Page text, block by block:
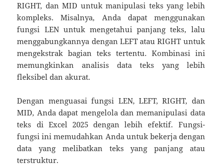
RIGHT, dan MID untuk manipulasi teks yang lebih
kompleks. Misalnya, Anda dapat menggunakan
fungsi LEN untuk mengetahui panjang teks, lalu
menggabungkannya dengan LEFT atau RIGHT untuk
mengekstrak bagian teks tertentu. Kombinasi ini
memungkinkan analisis data teks yang lebih
fleksibel dan akurat.
Dengan menguasai fungsi LEN, LEFT, RIGHT, dan
MID, Anda dapat mengelola dan memanipulasi data
teks di Excel 2025 dengan lebih efektif. Fungsi-
fungsi ini memudahkan Anda untuk bekerja dengan
data yang melibatkan teks yang panjang atau
terstruktur.